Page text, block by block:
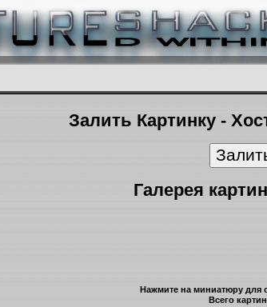
Залить Картинку -
Галерея
Нажмите на миниатюру для
Всего